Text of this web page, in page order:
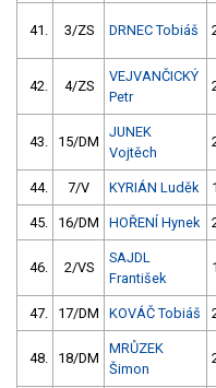
41. 3/ZS DRNEC Tobiáš
42. 4/ZS
VEJVANČICKÝ
Petr
43. 15/DM
JUNEK
Vojtěch
44. 7/V KYRIÁN Luděk
45. 16/DM HOŘENÍ Hynek
46. 2/VS
SAJDL
František
47. 17/DM KOVÁČ Tobiáš
48. 18/DM
MRŮZEK
Šimon